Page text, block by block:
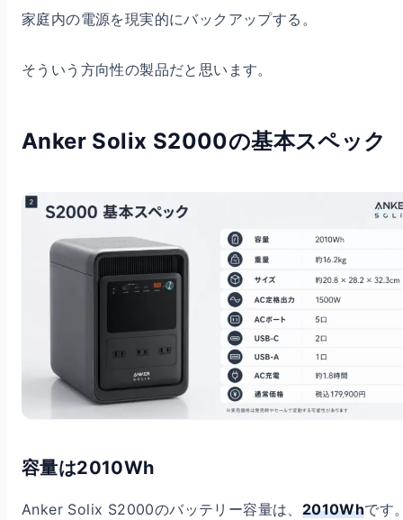
家庭内の電源を現実的にバックアップする。
そういう方向性の製品だと思います。
Anker Solix S2000の基本スペック
容量は2010Wh
Anker Solix S2000のバッテリー容量は、 2010Whです